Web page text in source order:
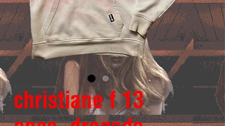
christiane f 13